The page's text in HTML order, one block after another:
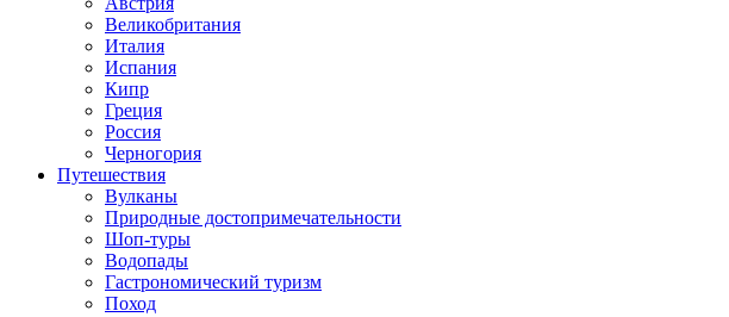
Великобритания
Италия
Испания
Кипр
Греция
Россия
Черногория
Путешествия
Вулканы
Природные достопримечательности
Шоп-туры
Водопады
Гастрономический туризм
Поход